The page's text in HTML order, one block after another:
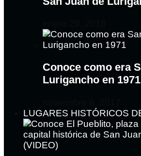
Conoce como era
Lurigancho en 1971
LUGARES HISTÓRICOS